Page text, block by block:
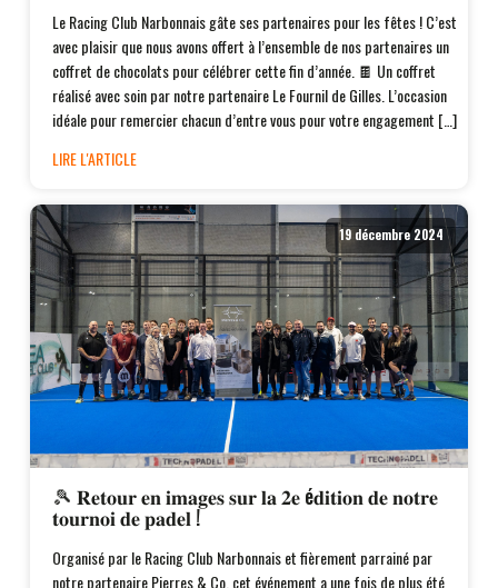
Le Racing Club Narbonnais gâte ses partenaires pour les fêtes ! C’est
avec plaisir que nous avons offert à l’ensemble de nos partenaires un
coffret de chocolats pour célébrer cette fin d’année. 🍫 Un coffret
réalisé avec soin par notre partenaire Le Fournil de Gilles. L’occasion
idéale pour remercier chacun d’entre vous pour votre engagement […]
LIRE L'ARTICLE
19 décembre 2024
🎾 𝐑𝐞𝐭𝐨𝐮𝐫 𝐞𝐧 𝐢𝐦𝐚𝐠𝐞𝐬 𝐬𝐮𝐫 𝐥𝐚 𝟐𝐞 é𝐝𝐢𝐭𝐢𝐨𝐧 𝐝𝐞 𝐧𝐨𝐭𝐫𝐞
𝐭𝐨𝐮𝐫𝐧𝐨𝐢 𝐝𝐞 𝐩𝐚𝐝𝐞𝐥 !
Organisé par le Racing Club Narbonnais et fièrement parrainé par
notre partenaire Pierres & Co, cet événement a une fois de plus été